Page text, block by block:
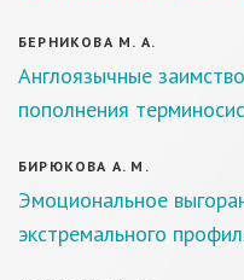
БЕРНИКОВА М. А.
Англоязычные
пополнения
БИРЮКОВА А. М.
Эмоциональное
экстремального